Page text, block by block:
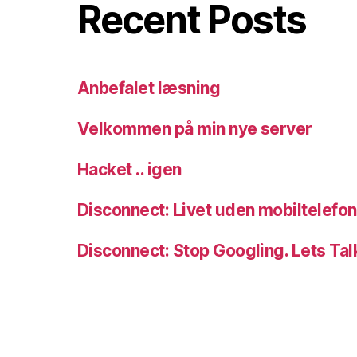
Recent Posts
Anbefalet læsning
Velkommen på min nye server
Hacket .. igen
Disconnect: Livet uden mobiltelefon
Disconnect: Stop Googling. Lets